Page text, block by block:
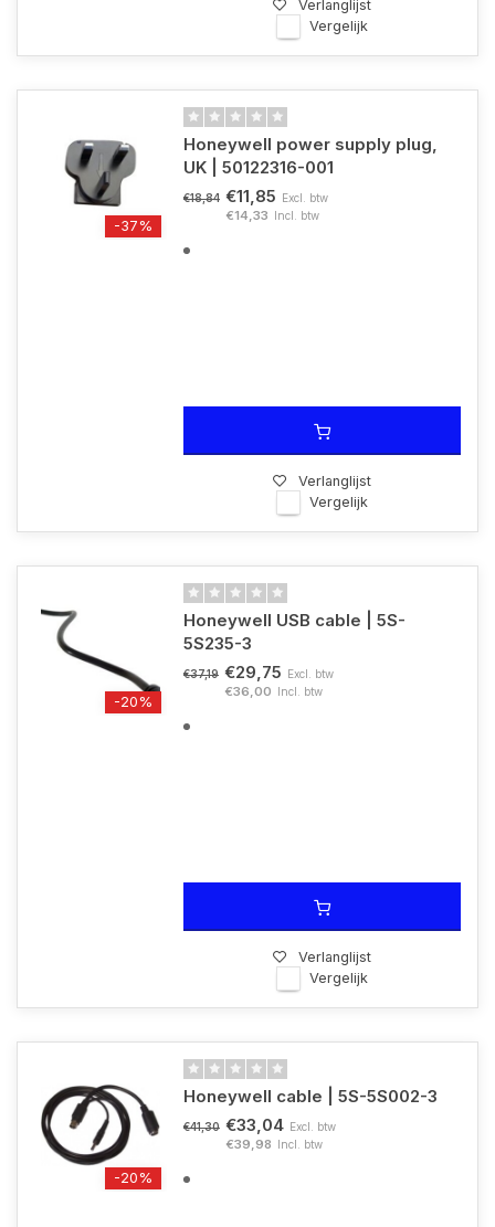
Verlanglijst
Vergelijk
-37%
Honeywell power supply plug,
UK | 50122316-001
€18,84 €11,85 Excl. btw
€14,33 Incl. btw
Verlanglijst
Vergelijk
-20%
Honeywell USB cable | 5S-
5S235-3
€37,19 €29,75 Excl. btw
€36,00 Incl. btw
Verlanglijst
Vergelijk
-20%
Honeywell cable | 5S-5S002-3
€41,30 €33,04 Excl. btw
€39,98 Incl. btw